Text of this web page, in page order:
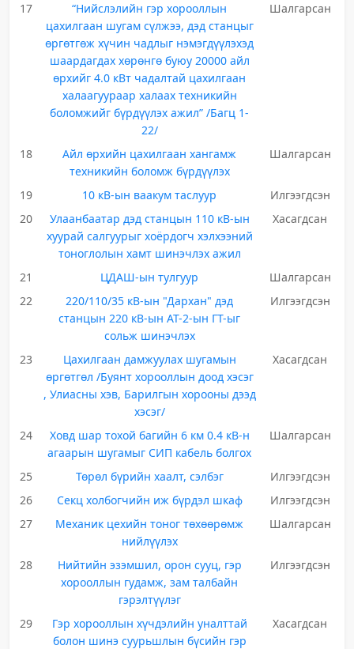
17
“Нийслэлийн гэр хорооллын
цахилгаан шугам сүлжээ, дэд станцыг
өргөтгөж хүчин чадлыг нэмэгдүүлэхэд
шаардагдах хөрөнгө буюу 20000 айл
өрхийг 4.0 кВт чадалтай цахилгаан
халаагуураар халаах техникийн
боломжийг бүрдүүлэх ажил” /Багц 1-
22/
Шалгарсан
18
Айл өрхийн цахилгаан хангамж
техникийн боломж бүрдүүлэх
Шалгарсан
19 10 кВ-ын ваакум таслуур
Илгээгдсэн
20
Улаанбаатар дэд станцын 110 кВ-ын
хуурай салгуурыг хоёрдогч хэлхээний
тоноглолын хамт шинэчлэх ажил
Хасагдсан
21 ЦДАШ-ын тулгуур
Шалгарсан
22
220/110/35 кВ-ын "Дархан" дэд
станцын 220 кВ-ын АТ-2-ын ГТ-ыг
сольж шинэчлэх
Илгээгдсэн
23
Цахилгаан дамжуулах шугамын
өргөтгөл /Буянт хорооллын доод хэсэг
, Улиасны хэв, Барилгын хорооны дээд
хэсэг/
Хасагдсан
24
Ховд шар тохой багийн 6 км 0.4 кВ-н
агаарын шугамыг СИП кабель болгох
Шалгарсан
25 Төрөл бүрийн хаалт, сэлбэг
Илгээгдсэн
26
Секц холбогчийн иж бүрдэл шкаф
Илгээгдсэн
27
Механик цехийн тоног төхөөрөмж
нийлүүлэх
Шалгарсан
28
Нийтийн эзэмшил, орон сууц, гэр
хорооллын гудамж, зам талбайн
гэрэлтүүлэг
Илгээгдсэн
29
Гэр хорооллын хүчдэлийн уналттай
болон шинэ суурьшлын бүсийн гэр
Хасагдсан